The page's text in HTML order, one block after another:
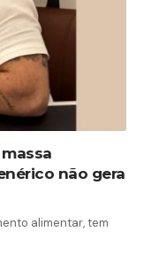
não gera
alimentar, tem